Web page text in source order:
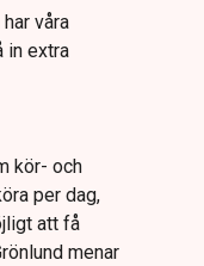
våra
in extra
kör- och
per dag,
att få
menar